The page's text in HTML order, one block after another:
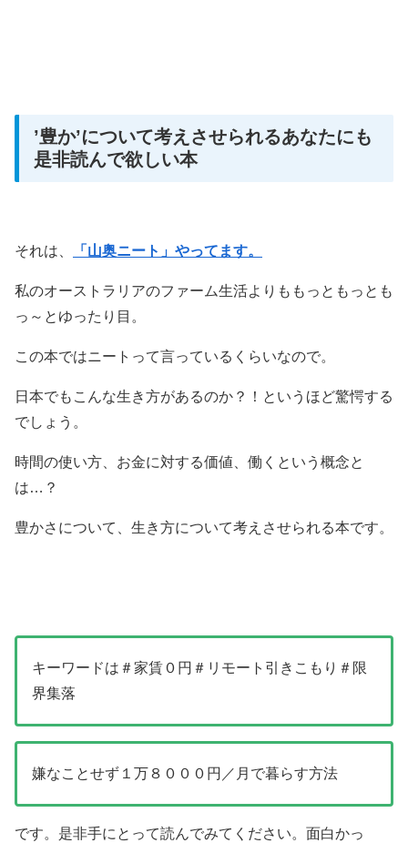
’豊か’について考えさせられるあなたにも
是非読んで欲しい本
それは、 「山奥ニート」やってます。
私のオーストラリアのファーム生活よりももっともっとも
っ～とゆったり目。
この本ではニートって言っているくらいなので。
日本でもこんな生き方があるのか？！というほど驚愕する
でしょう。
時間の使い方、お金に対する価値、働くという概念と
は…？
豊かさについて、生き方について考えさせられる本です。
キーワードは＃家賃０円＃リモート引きこもり＃限
界集落
嫌なことせず１万８０００円／月で暮らす方法
です。是非手にとって読んでみてください。面白かっ